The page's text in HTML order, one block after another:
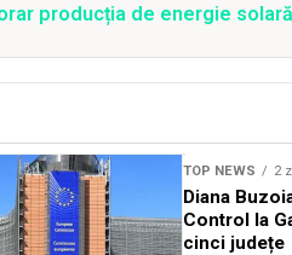
producția de energie
TOP NEWS 2
Diana
Control la
cinci județe